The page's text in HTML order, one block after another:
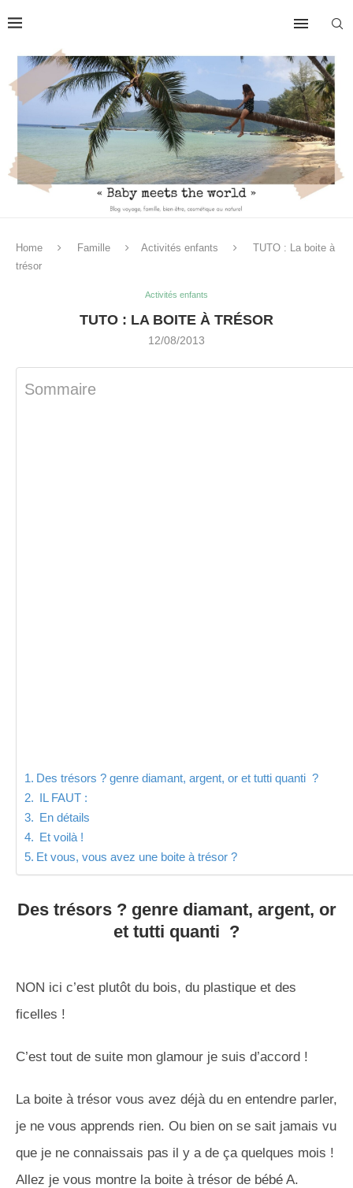
Home Famille Activités enfants
TUTO : La boite à
trésor
Activités enfants
TUTO : LA BOITE À TRÉSOR
12/08/2013
Sommaire
Des trésors ? genre diamant, argent, or et tutti quanti ?
IL FAUT :
En détails
Et voilà !
Et vous, vous avez une boite à trésor ?
Des trésors ? genre diamant, argent, or
et tutti quanti ?
NON ici c’est plutôt du bois, du plastique et des
ficelles !
C’est tout de suite mon glamour je suis d’accord !
La boite à trésor vous avez déjà du en entendre parler,
je ne vous apprends rien. Ou bien on se sait jamais vu
que je ne connaissais pas il y a de ça quelques mois !
Allez je vous montre la boite à trésor de bébé A.